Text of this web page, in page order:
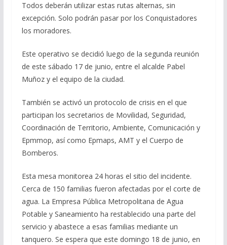
Todos deberán utilizar estas rutas alternas, sin
excepción. Solo podrán pasar por los Conquistadores
los moradores.
Este operativo se decidió luego de la segunda reunión
de este sábado 17 de junio, entre el alcalde Pabel
Muñoz y el equipo de la ciudad.
También se activó un protocolo de crisis en el que
participan los secretarios de Movilidad, Seguridad,
Coordinación de Territorio, Ambiente, Comunicación y
Epmmop, así como Epmaps, AMT y el Cuerpo de
Bomberos.
Esta mesa monitorea 24 horas el sitio del incidente.
Cerca de 150 familias fueron afectadas por el corte de
agua. La Empresa Pública Metropolitana de Agua
Potable y Saneamiento ha restablecido una parte del
servicio y abastece a esas familias mediante un
tanquero. Se espera que este domingo 18 de junio, en